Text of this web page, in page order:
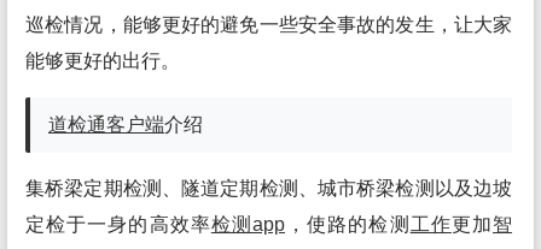
巡检情况，能够更好的避免一些安全事故的发生，让大家
能够更好的出行。
道检通客户端介绍
集桥梁定期检测、隧道定期检测、城市桥梁检测以及边坡
定检于一身的高效率检测app ，使路的检测 工作更加智